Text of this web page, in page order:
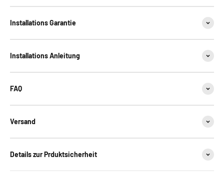
Installations Garantie
Installations Anleitung
FAQ
Versand
Details zur Prduktsicherheit